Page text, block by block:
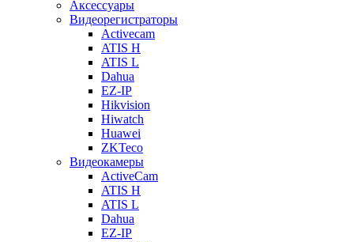
Аксессуары
Видеорегистраторы
Activecam
ATIS H
ATIS L
Dahua
EZ-IP
Hikvision
Hiwatch
Huawei
ZKTeco
Видеокамеры
ActiveCam
ATIS H
ATIS L
Dahua
EZ-IP